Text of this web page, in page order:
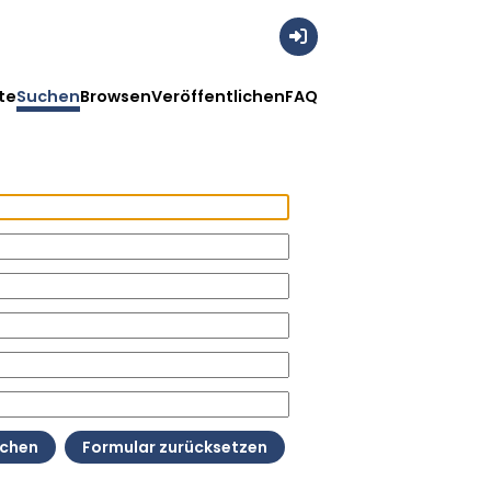
SuchenBrowsenVeröffentlichenFAQ